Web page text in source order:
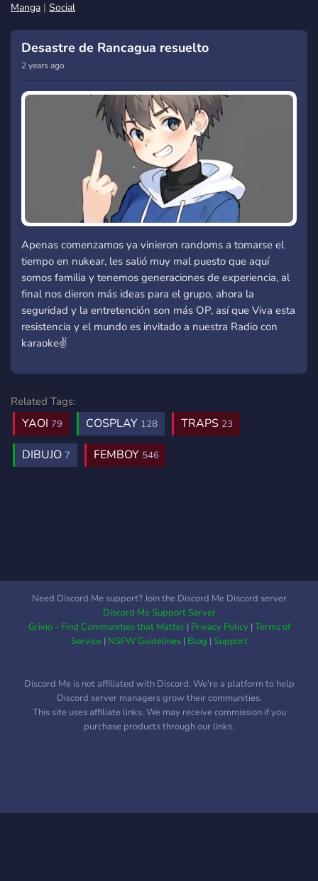
Manga | Social
Desastre de Rancagua resuelto
2 years ago
Apenas comenzamos ya vinieron randoms a tomarse el
tiempo en nukear, les salió muy mal puesto que aquí
somos familia y tenemos generaciones de experiencia, al
final nos dieron más ideas para el grupo, ahora la
seguridad y la entretención son más OP, así que Viva esta
resistencia y el mundo es invitado a nuestra Radio con
karaoke✌
Related Tags:
YAOI 79 COSPLAY 128 TRAPS 23
DIBUJO 7 FEMBOY 546
Need Discord Me support? Join the Discord Me Discord server
Discord Me Support Server
Grivio - Find Communities that Matter| Privacy Policy|Terms of
Service| NSFW Guidelines| Blog |Support
Discord Me is not affiliated with Discord. We're a platform to help
Discord server managers grow their communities.
This site uses affiliate links. We may receive commission if you
purchase products through our links.